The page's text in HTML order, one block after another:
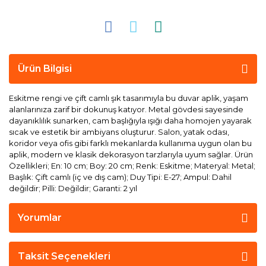
Ürün Bilgisi
Eskitme rengi ve çift camlı şık tasarımıyla bu duvar aplik, yaşam
alanlarınıza zarif bir dokunuş katıyor. Metal gövdesi sayesinde
dayanıklılık sunarken, cam başlığıyla ışığı daha homojen yayarak
sıcak ve estetik bir ambiyans oluşturur. Salon, yatak odası,
koridor veya ofis gibi farklı mekanlarda kullanıma uygun olan bu
aplik, modern ve klasik dekorasyon tarzlarıyla uyum sağlar. Ürün
Özellikleri; En: 10 cm; Boy: 20 cm; Renk: Eskitme; Materyal: Metal;
Başlık: Çift camlı (iç ve dış cam); Duy Tipi: E-27; Ampul: Dahil
değildir; Pilli: Değildir; Garanti: 2 yıl
Yorumlar
Taksit Seçenekleri